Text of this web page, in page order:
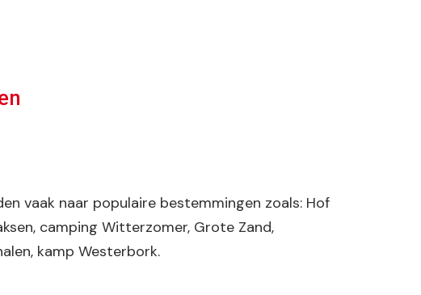
vaak naar populaire bestemmingen zoals: Hof
camping Witterzomer, Grote Zand,
kamp Westerbork.